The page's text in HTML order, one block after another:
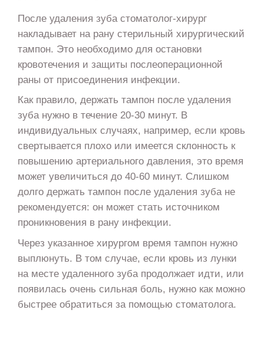
После удаления зуба стоматолог-хирург
накладывает на рану стерильный хирургический
тампон. Это необходимо для остановки
кровотечения и защиты послеоперационной
раны от присоединения инфекции.
Как правило, держать тампон после удаления
зуба нужно в течение 20-30 минут. В
индивидуальных случаях, например, если кровь
свертывается плохо или имеется склонность к
повышению артериального давления, это время
может увеличиться до 40-60 минут. Слишком
долго держать тампон после удаления зуба не
рекомендуется: он может стать источником
проникновения в рану инфекции.
Через указанное хирургом время тампон нужно
выплюнуть. В том случае, если кровь из лунки
на месте удаленного зуба продолжает идти, или
появилась очень сильная боль, нужно как можно
быстрее обратиться за помощью стоматолога.